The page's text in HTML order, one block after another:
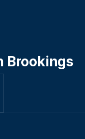
Brookings